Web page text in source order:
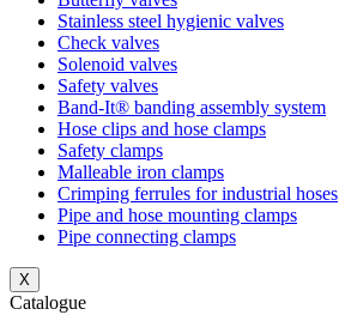
Stainless steel hygienic valves
Check valves
Solenoid valves
Safety valves
Band-It® banding assembly system
Hose clips and hose clamps
Safety clamps
Malleable iron clamps
Crimping ferrules for industrial hoses
Pipe and hose mounting clamps
Pipe connecting clamps
X
Catalogue